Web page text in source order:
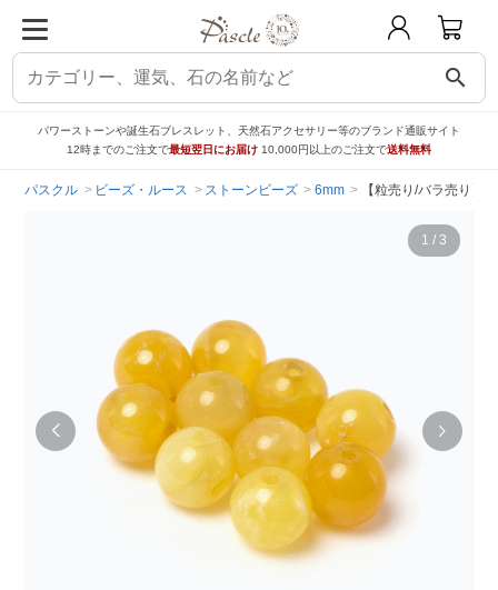
search
パワーストーンや誕生石ブレスレット、天然石アクセサリー等のブランド通販サイト
12時までのご注文で最短翌日にお届け 10,000円以上のご注文で送料無料
パスクル ビーズ・ルース ストーンビーズ 6mm 【粒売り/バラ売り】
1 / 3